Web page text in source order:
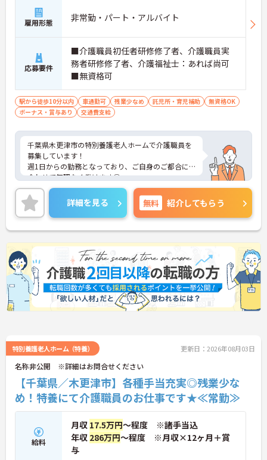
雇用形態 非常勤・パート・アルバイト
応募要件
■介護職員初任者研修修了者、介護職員実
務者研修修了者、介護福祉士：あれば尚可
■無資格可
駅から徒歩10分以内 車通勤可 残業少なめ 託児所・育児補助
無資格OK
ボーナス・賞与あり
交通費支給
千葉県木更津市の特別養護老人ホームで介護職員を
募集しています！
週1日からの勤務となっており、ご自身のご都合に
合わせて無理なく働けます◎
育児・介護休業や看護休暇取得実績があり、ライフ
スタイルが変わっても安心な制度が整っております
♪
ご興味のある方は、面接のポイントをお伝えします
のでご連絡ください！
詳細を見る 無料 紹介してもらう
特別養護老人ホーム（特養） 更新日：2026年08月03日
名称非公開 ※詳細はお問合せください
【千葉県／木更津市】各種手当充実◎残業少な
め！特養にて介護職員のお仕事です★≪常勤≫
給料
月収 17.5万円～程度 ※諸手当込
年収 286万円～程度 ※月収×12ヶ月＋賞
与